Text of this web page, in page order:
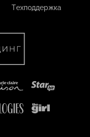
Техподдержка